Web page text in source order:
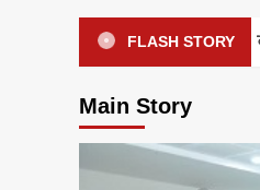
FLASH STORY
ਪਾਵਰਕਾਮ
Main Story